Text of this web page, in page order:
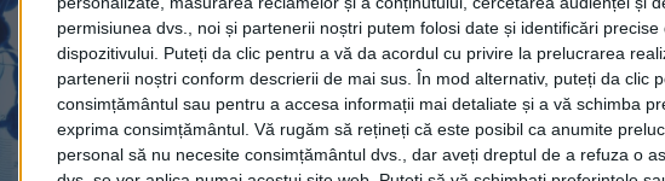
permisiunea dvs., noi și partenerii noștri putem folosi date și identificări
dispozitivului. Puteți da clic pentru a vă da acordul cu privire la prelucrarea
partenerii noștri conform descrierii de mai sus. În mod alternativ, puteți da clic
consimțământul sau pentru a accesa informații mai detaliate și a vă schimba
exprima consimțământul. Vă rugăm să rețineți că este posibil ca anumite
personal să nu necesite consimțământul dvs., dar aveți dreptul de a refuza o
20 MAI, 2026
Elevii suceveni au obținut 40 de premii și
Petrovanu”, care a ...